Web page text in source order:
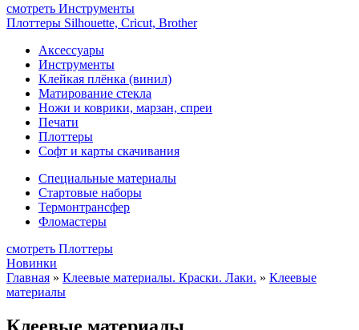
смотреть Инструменты
Плоттеры Silhouette, Cricut, Brother
Аксессуары
Инструменты
Клейкая плёнка (винил)
Матирование стекла
Ножи и коврики, марзан, спреи
Печати
Плоттеры
Софт и карты скачивания
Специальные материалы
Стартовые наборы
Термонтрансфер
Фломастеры
смотреть Плоттеры
Новинки
Главная » Клеевые материалы. Краски. Лаки. » Клеевые
материалы
Клеевые материалы